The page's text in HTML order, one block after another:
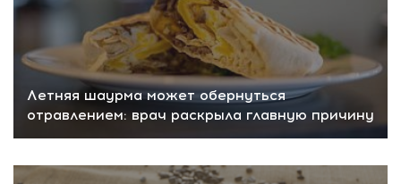
Летняя шаурма может обернуться
отравлением: врач раскрыла главную причину